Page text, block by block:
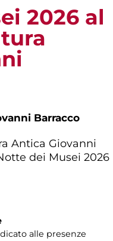
2026 al
Barracco
Antica Giovanni
dei Musei 2026
alle presenze